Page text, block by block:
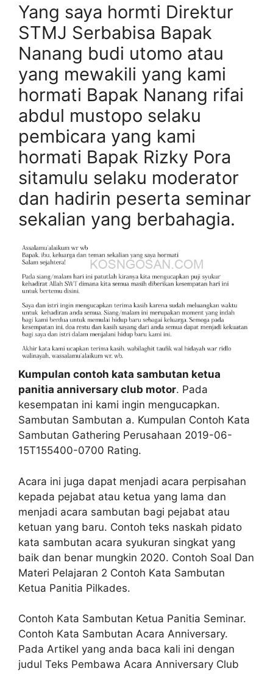
Yang saya hormti Direktur
STMJ Serbabisa Bapak
Nanang budi utomo atau
yang mewakili yang kami
hormati Bapak Nanang rifai
abdul mustopo selaku
pembicara yang kami
hormati Bapak Rizky Pora
sitamulu selaku moderator
dan hadirin peserta seminar
sekalian yang berbahagia.
Kumpulan contoh kata sambutan ketua
panitia anniversary club motor. Pada
kesempatan ini kami ingin mengucapkan.
Sambutan Sambutan a. Kumpulan Contoh Kata
Sambutan Gathering Perusahaan 2019-06-
15T155400-0700 Rating.
Acara ini juga dapat menjadi acara perpisahan
kepada pejabat atau ketua yang lama dan
menjadi acara sambutan bagi pejabat atau
ketuan yang baru. Contoh teks naskah pidato
kata sambutan acara syukuran singkat yang
baik dan benar mungkin 2020. Contoh Soal Dan
Materi Pelajaran 2 Contoh Kata Sambutan
Ketua Panitia Pilkades.
Contoh Kata Sambutan Ketua Panitia Seminar.
Contoh Kata Sambutan Acara Anniversary.
Pada Artikel yang anda baca kali ini dengan
judul Teks Pembawa Acara Anniversary Club